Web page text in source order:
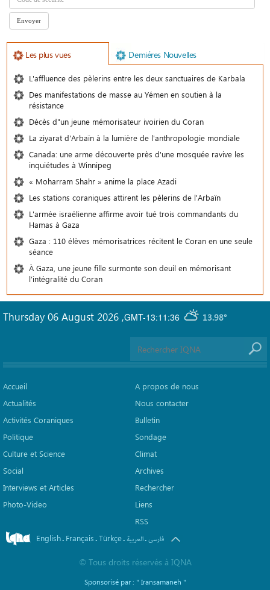
Les plus vues Demiéres Nouvelles
L'affluence des pèlerins entre les deux sanctuaires de Karbala
Des manifestations de masse au Yémen en soutien à la
résistance
Décès d"un jeune mémorisateur ivoirien du Coran
La ziyarat d'Arbaïn à la lumière de l'anthropologie mondiale
Canada: une arme découverte près d'une mosquée ravive les
inquiétudes à Winnipeg
« Moharram Shahr » anime la place Azadi
Les stations coraniques attirent les pèlerins de l'Arbaïn
L'armée israélienne affirme avoir tué trois commandants du
Hamas à Gaza
Gaza : 110 élèves mémorisatrices récitent le Coran en une seule
séance
À Gaza, une jeune fille surmonte son deuil en mémorisant
l’intégralité du Coran
GMT-13:11:36 13.98°
Thursday 06 August 2026 ,
Accueil
Actualités
Activités Coraniques
Politique
Culture et Science
Social
Interviews et Articles
Photo-Video
A propos de nous
Nous contacter
Bulletin
Sondage
Climat
Archives
Rechercher
Liens
RSS
English. Français.Türkçe. العربیة.فارسی
© Tous droits réservés à IQNA
Sponsorisé par : " Iransamaneh "